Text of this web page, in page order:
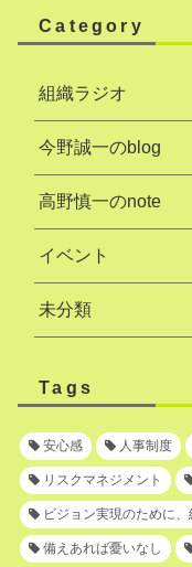
Category
組織ラジオ
今野誠一のblog
高野慎一のnote
イベント
未分類
Tags
安心感 人事制度
リスクマネジメント
ビジョン実現のために
備えあれば憂いなし